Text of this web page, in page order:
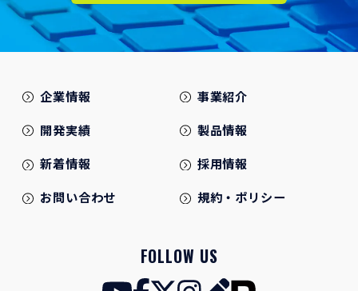
企業情報 事業紹介
開発実績 製品情報
新着情報 採用情報
お問い合わせ 規約・ポリシー
FOLLOW US